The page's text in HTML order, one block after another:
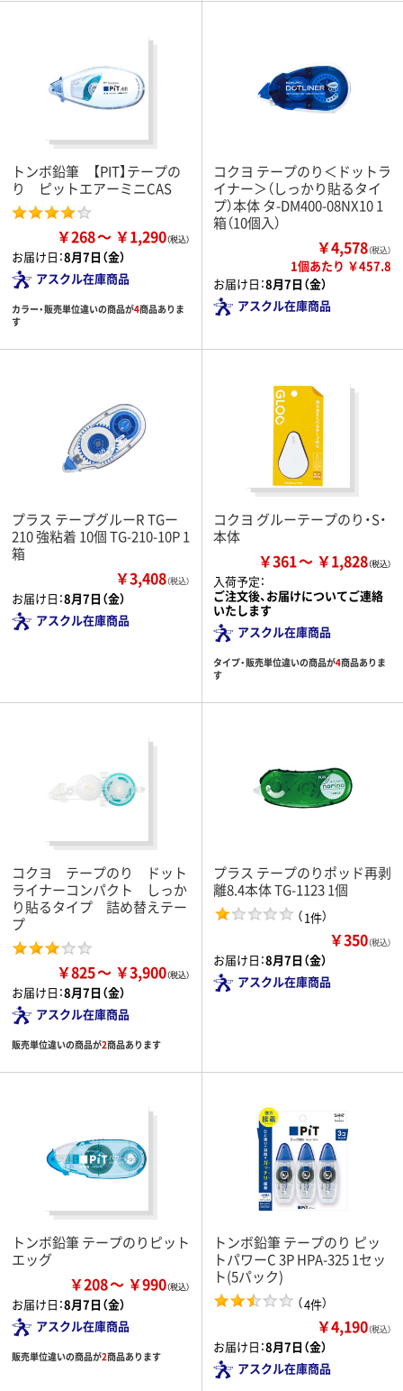
トンボ鉛筆 【PIT】テープの
り ピットエアーミニCAS
￥268 ￥1,290
お届け日：8月7日（金）
アスクル在庫商品
カラー・販売単位違いの商品が4商品ありま
す
コクヨ テープのり＜ドットラ
イナー＞（しっかり貼るタイ
プ）本体 タ-DM400-08NX10 1
箱（10個入）
￥4,578（税込）
1個あたり ￥457.8
お届け日：8月7日（金）
アスクル在庫商品
プラス テープグルーR TGー
210 強粘着 10個 TG-210-10P 1
箱
￥3,408（税込）
お届け日：8月7日（金）
アスクル在庫商品
コクヨ グルーテープのり・S・
本体
￥361 ￥1,828
入荷予定：
ご注文後、お届けについてご連絡
いたします
アスクル在庫商品
タイプ・販売単位違いの商品が4商品ありま
す
コクヨ テープのり ドット
ライナーコンパクト しっか
り貼るタイプ 詰め替えテー
プ
￥825 ￥3,900
お届け日：8月7日（金）
アスクル在庫商品
販売単位違いの商品が2商品あります
プラス テープのりポッド再剥
離8.4本体 TG-1123 1個
（1件）
￥350（税込）
お届け日：8月7日（金）
アスクル在庫商品
トンボ鉛筆 テープのりピット
エッグ
￥208 ￥990
お届け日：8月7日（金）
アスクル在庫商品
販売単位違いの商品が2商品あります
トンボ鉛筆 テープのり ピッ
トパワーC 3P HPA-325 1セッ
ト(5パック)
（4件）
￥4,190（税込）
お届け日：8月7日（金）
アスクル在庫商品